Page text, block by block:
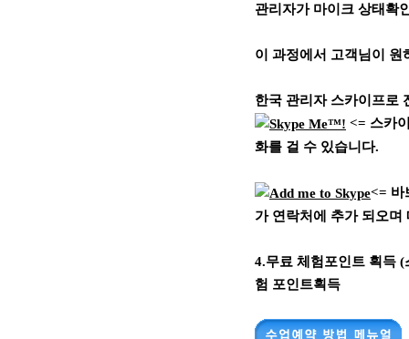
관리자가 마이크 상태확
이 과정에서 고객님이 원
한국 관리자 스카이프로
<= 스카
화를 걸 수 있습니다.
<= 바
가 연락처에 추가 되오
4.무료 체험포인트 획득
험 포인트획득